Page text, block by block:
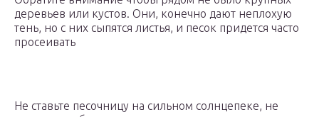
деревьев или кустов. Они, конечно дают неплохую
тень, но с них сыпятся листья, и песок придется часто
просеивать
Не ставьте песочницу на сильном солнцепеке, не